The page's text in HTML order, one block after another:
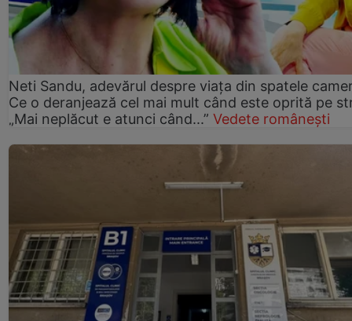
Neti Sandu, adevărul despre viața din spatele
Ce o deranjează cel mai mult când este oprită pe
„Mai neplăcut e atunci când...” Vedete românești